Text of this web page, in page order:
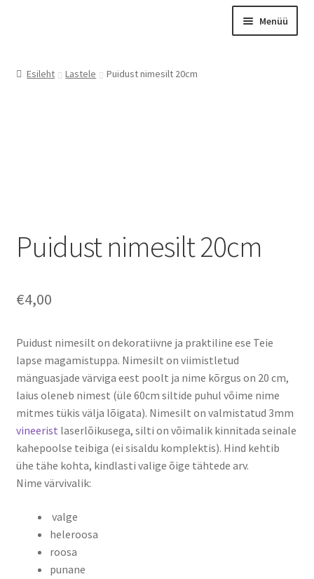
Menüü
Otsing
Minu konto
Kassa
Esileht Lastele Puidust nimesilt 20cm
Puidust nimesilt 20cm
€4,00
Puidust nimesilt on dekoratiivne ja praktiline ese Teie
lapse magamistuppa. Nimesilt on viimistletud
mänguasjade värviga eest poolt ja nime kõrgus on 20 cm,
laius oleneb nimest (üle 60cm siltide puhul võime nime
mitmes tükis välja lõigata). Nimesilt on valmistatud 3mm
vineerist laserlõikusega, silti on võimalik kinnitada seinale
kahepoolse teibiga (ei sisaldu komplektis). Hind kehtib
ühe tähe kohta, kindlasti valige õige tähtede arv.
Nime värvivalik:
valge
heleroosa
roosa
punane